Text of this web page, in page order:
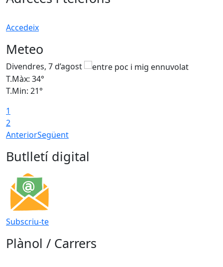
Accedeix
Meteo
Divendres, 7 d’agost
T.Màx: 34°
T.Min: 21°
1
2
AnteriorSegüent
Butlletí digital
Subscriu-te
Plànol / Carrers